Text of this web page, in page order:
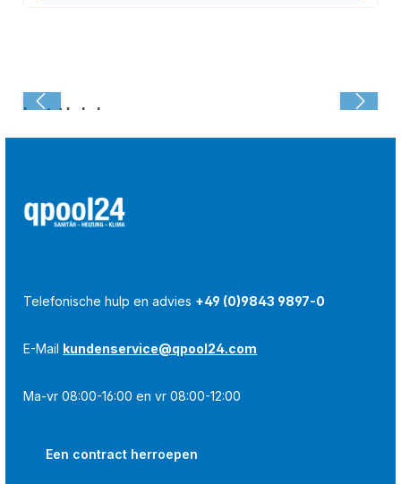
Laatst bekeken:
Telefonische hulp en advies +49 (0)9843 9897-0
E-Mail kundenservice@qpool24.com
Ma-vr 08:00-16:00 en vr 08:00-12:00
Een contract herroepen